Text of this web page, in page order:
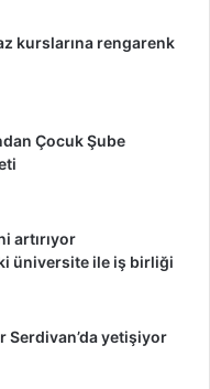
kurslarına rengarenk
Çocuk Şube
artırıyor
üniversite ile iş birliği
Serdivan’da yetişiyor